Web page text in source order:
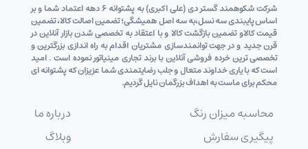
شرکت شکوهمند گستر دی (علی اکبری) به پشتوانه 6 دهه اعتماد شما و بر
اساس پایبندی سه نسل،به سه اصل همیشگی؛ تضمین اصالت کالا، تضمین
قیمت کالاو تضمین بازگشت کالا و با اعتقاد به تخصصی شدن بازار آنلاین در
قرن جدید و در جهت توانمندسازی مشتریان اقدام به راه اندازی بزرگترین و
تخصصی ترین خرده فروشی آنلاین با برند تجاری مینیاتور نموده است . امید
است که با یاری خداوند متعال و جلب رضایتمندی شما عزیزان که پشتوانه ای
محکم برای ماست به اهداف بزرگمان نایل گردیم.
محاسبه میزان رنگ
پیگیری سفارش
درباره ما
وبلاگ